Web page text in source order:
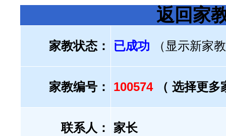
返回家
家教状态： 已成功 （显示新家
家教编号： 100574 （ 选择更
联系人： 家长